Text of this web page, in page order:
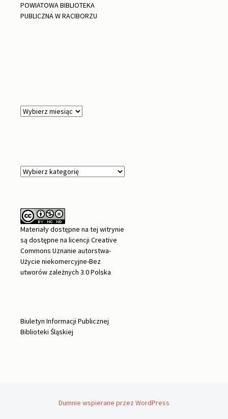
POWIATOWA BIBLIOTEKA
PUBLICZNA W RACIBORZU
Archiwa
Kategorie
Materiały dostępne na tej witrynie
są dostępne na licencji Creative
Commons Uznanie autorstwa-
Użycie niekomercyjne-Bez
utworów zależnych 3.0 Polska
Biuletyn Informacji Publicznej
Biblioteki Śląskiej
Dumnie wspierane przez WordPress